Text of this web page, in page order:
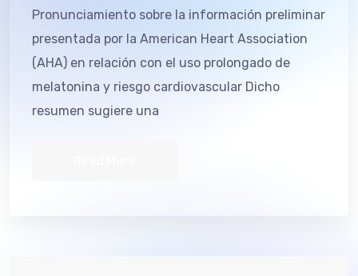
Pronunciamiento sobre la información preliminar
presentada por la American Heart Association
(AHA) en relación con el uso prolongado de
melatonina y riesgo cardiovascular Dicho
resumen sugiere una